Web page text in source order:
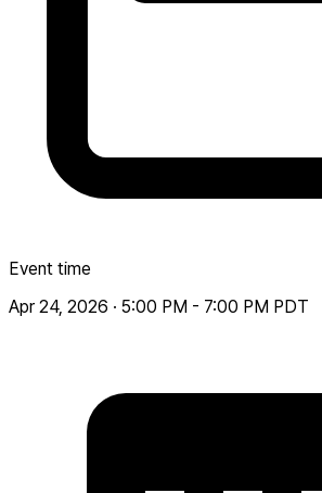
Event time
Apr 24, 2026 · 5:00 PM - 7:00 PM PDT